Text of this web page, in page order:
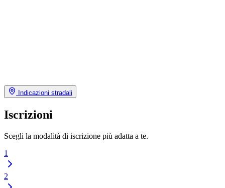
Indicazioni stradali
Iscrizioni
Scegli la modalità di iscrizione più adatta a te.
1
2